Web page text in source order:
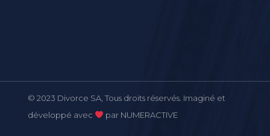
© 2023 Divorce SA , Tous droits réservés. Imaginé et
développé avec
par NUMERACTIVE